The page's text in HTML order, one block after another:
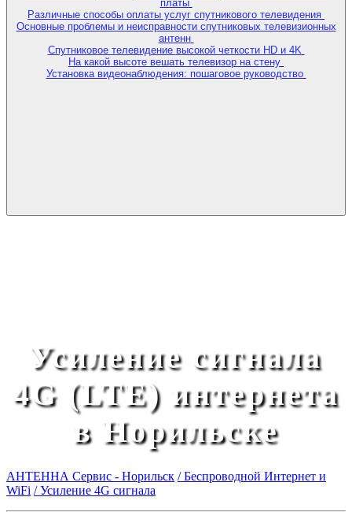
платы
Различные способы оплаты услуг спутникового телевидения
Основные проблемы и неисправности спутниковых телевизионных
антенн
Спутниковое телевидение высокой четкости HD и 4K
На какой высоте вешать телевизор на стену
Установка видеонаблюдения: пошаговое руководство
Усиление сигнала
4G (LTE) интернета
в Норильске
АНТЕННА Сервис - Норильск / Беспроводной Интернет и
WiFi / Усиление 4G сигнала